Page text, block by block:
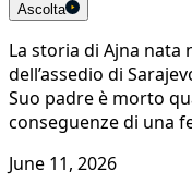
Ascolta
La storia di Ajna nata
dell’assedio di
Suo padre è morto
conseguenze di una
June 11, 2026